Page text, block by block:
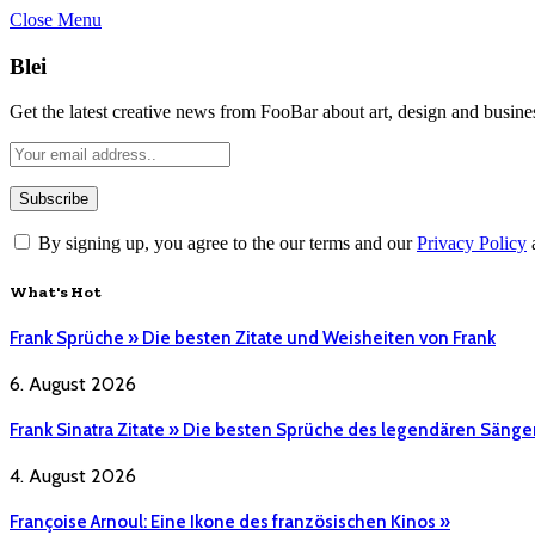
Close Menu
Blei
Get the latest creative news from FooBar about art, design and
By signing up, you agree to the our terms and ourPrivacy Policy
What's Hot
Frank Sprüche » Die besten Zitate und Weisheiten von Frank
6. August 2026
Frank Sinatra Zitate » Die besten Sprüche des legendären
4. August 2026
Françoise Arnoul: Eine Ikone des französischen Kinos »